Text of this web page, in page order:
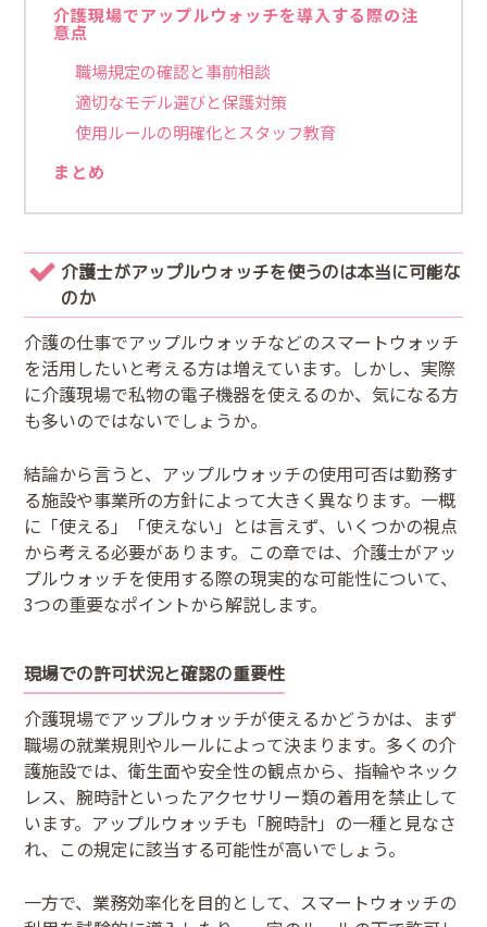
介護現場でアップルウォッチを導入する際の注
意点
職場規定の確認と事前相談
適切なモデル選びと保護対策
使用ルールの明確化とスタッフ教育
まとめ
介護士がアップルウォッチを使うのは本当に可能な
のか
介護の仕事でアップルウォッチなどのスマートウォッチ
を活用したいと考える方は増えています。しかし、実際
に介護現場で私物の電子機器を使えるのか、気になる方
も多いのではないでしょうか。
結論から言うと、アップルウォッチの使用可否は勤務す
る施設や事業所の方針によって大きく異なります。一概
に「使える」「使えない」とは言えず、いくつかの視点
から考える必要があります。この章では、介護士がアッ
プルウォッチを使用する際の現実的な可能性について、
3つの重要なポイントから解説します。
現場での許可状況と確認の重要性
介護現場でアップルウォッチが使えるかどうかは、まず
職場の就業規則やルールによって決まります。多くの介
護施設では、衛生面や安全性の観点から、指輪やネック
レス、腕時計といったアクセサリー類の着用を禁止して
います。アップルウォッチも「腕時計」の一種と見なさ
れ、この規定に該当する可能性が高いでしょう。
一方で、業務効率化を目的として、スマートウォッチの